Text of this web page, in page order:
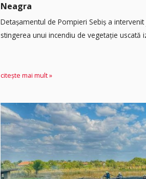
Neagra
Detașamentul de Pompieri Sebiș a
stingerea unui incendiu de vegetație uscată
citește mai mult »